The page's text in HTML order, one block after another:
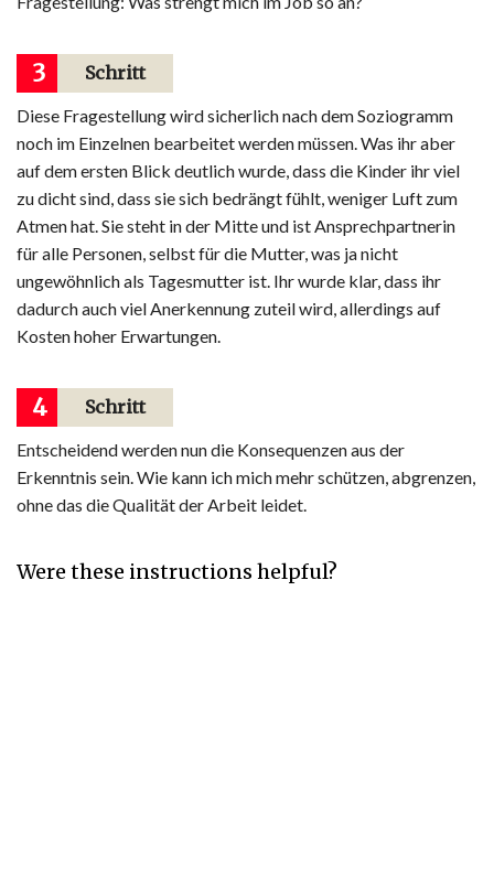
3 Schritt
Diese Fragestellung wird sicherlich nach dem Soziogramm
noch im Einzelnen bearbeitet werden müssen. Was ihr aber
auf dem ersten Blick deutlich wurde, dass die Kinder ihr viel
zu dicht sind, dass sie sich bedrängt fühlt, weniger Luft zum
Atmen hat. Sie steht in der Mitte und ist Ansprechpartnerin
für alle Personen, selbst für die Mutter, was ja nicht
ungewöhnlich als Tagesmutter ist. Ihr wurde klar, dass ihr
dadurch auch viel Anerkennung zuteil wird, allerdings auf
Kosten hoher Erwartungen.
4 Schritt
Entscheidend werden nun die Konsequenzen aus der
Erkenntnis sein. Wie kann ich mich mehr schützen, abgrenzen,
ohne das die Qualität der Arbeit leidet.
Were these instructions helpful?